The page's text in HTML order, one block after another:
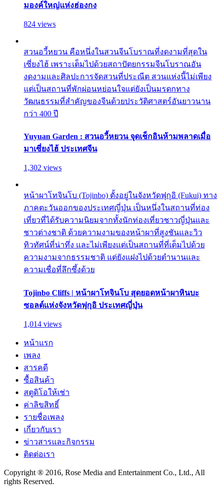
มองค์ใหญ่แห่งฮ่องกง
824 views
สวนอวี้หยวน คือหนึ่งในสวนจีนโบราณที่งดงามที่สุดใน
เซี่ยงไฮ้ เพราะเต็มไปด้วยสถาปัตยกรรมจีนโบราณอัน
งดงามและศิลปะการจัดสวนที่ประณีต สวนแห่งนี้ไม่เพียง
แต่เป็นสถานที่พักผ่อนหย่อนใจแต่ยังเป็นมรดกทาง
วัฒนธรรมที่สำคัญของจีนด้วยประวัติศาสตร์อันยาวนาน
กว่า 400 ปี
Yuyuan Garden : สวนอวี้หยวน จุดเช็กอินห้ามพลาดเมื่อ
มาเซี่ยงไฮ้ ประเทศจีน
1,302 views
หน้าผาโทจินโบ (Tojinbo) ตั้งอยู่ในจังหวัดฟุกุอิ (Fukui) ทาง
ภาคตะวันออกของประเทศญี่ปุ่น เป็นหนึ่งในสถานที่ท่อง
เที่ยวที่ได้รับความนิยมจากทั้งนักท่องเที่ยวชาวญี่ปุ่นและ
ชาวต่างชาติ ด้วยความงามของหน้าผาที่สูงชันและวิว
ทิวทัศน์ที่น่าทึ่ง และไม่เพียงแต่เป็นสถานที่ที่เต็มไปด้วย
ความงามจากธรรมชาติ แต่ยังแฝงไปด้วยตำนานและ
ความเชื่อที่ลึกซึ้งด้วย
Tojinbo Cliffs | หน้าผาโทจินโบ สุดยอดหน้าผาหินบะ
ซอลต์แห่งจังหวัดฟุกุอิ ประเทศญี่ปุ่น
1,014 views
หน้าแรก
เพลง
สารคดี
ซื้อสินค้า
สตูดิโอให้เช่า
ค่าลิขสิทธิ์
รายชื่อเพลง
เกี่ยวกับเรา
ข่าวสารและกิจกรรม
ติดต่อเรา
Copyright ® 2016, Rose Media and Entertainment Co., Ltd., All
rights Reserved.